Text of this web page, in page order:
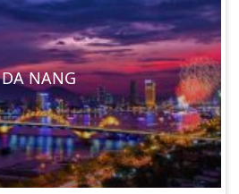
DA NANG